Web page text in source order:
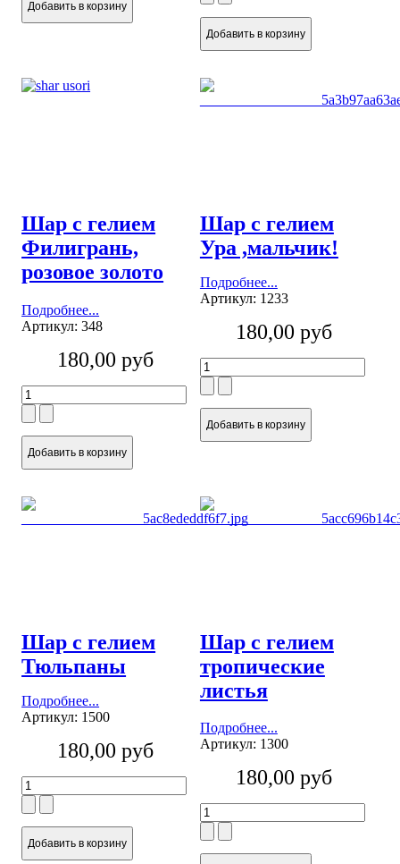
Шар с гелием
Филигрань,
розовое золото
Подробнее...
Артикул: 348
180,00 руб
Шар с гелием
Ура ,мальчик!
Подробнее...
Артикул: 1233
180,00 руб
Шар с гелием
Тюльпаны
Подробнее...
Артикул: 1500
180,00 руб
Шар с гелием
тропические
листья
Подробнее...
Артикул: 1300
180,00 руб